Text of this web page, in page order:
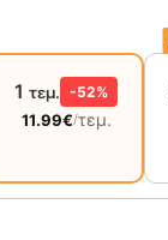
1 τεμ. -52%
11.99€/τεμ.